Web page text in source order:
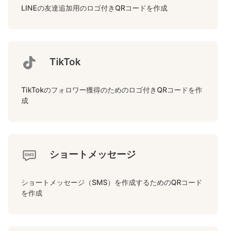
LINEの友達追加用のロゴ付きQRコードを作成
TikTok
TikTokのフォロワー獲得のためのロゴ付きQRコードを作
成
ショートメッセージ
ショートメッセージ（SMS）を作成するためのQRコード
を作成